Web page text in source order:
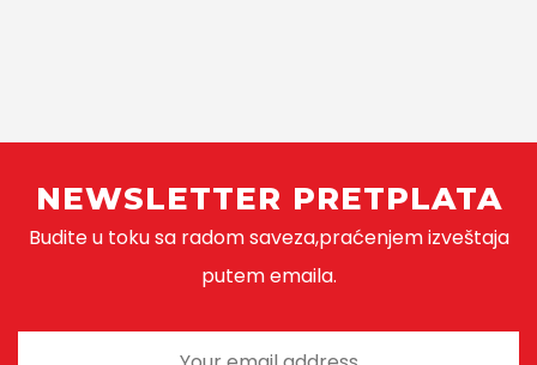
NEWSLETTER PRETPLATA
Budite u toku sa radom saveza,praćenjem izveštaja
putem emaila.